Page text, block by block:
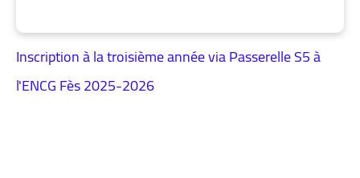
Inscription à la troisième année via Passerelle S5 à
l'ENCG Fès 2025-2026